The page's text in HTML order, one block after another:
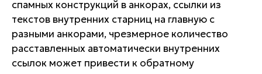
спамных конструкций в анкорах, ссылки из
текстов внутренних старниц на главную с
разными анкорами, чрезмерное количество
расставленных автоматически внутренних
ссылок может привести к обратному